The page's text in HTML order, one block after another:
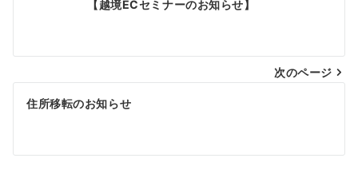
ビ
ゲ
シ
【越境ECセミナーのお知らせ】
次のページ
住所移転のお知らせ